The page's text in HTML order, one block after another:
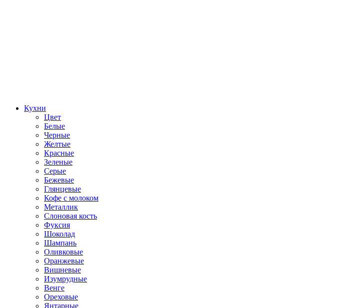
Кухни
Цвет
Белые
Черные
Желтые
Красные
Зеленые
Серые
Бежевые
Глянцевые
Кофе с молоком
Металлик
Слоновая кость
Фуксия
Шоколад
Шампань
Оливковые
Оранжевые
Вишневые
Изумрудные
Венге
Ореховые
Янтарные